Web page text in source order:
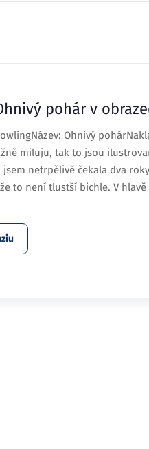
pohár v
Ohnivý
miluju, tak to jsou
netrpělivě čekala dva roky.
to není tlustší bichle. V